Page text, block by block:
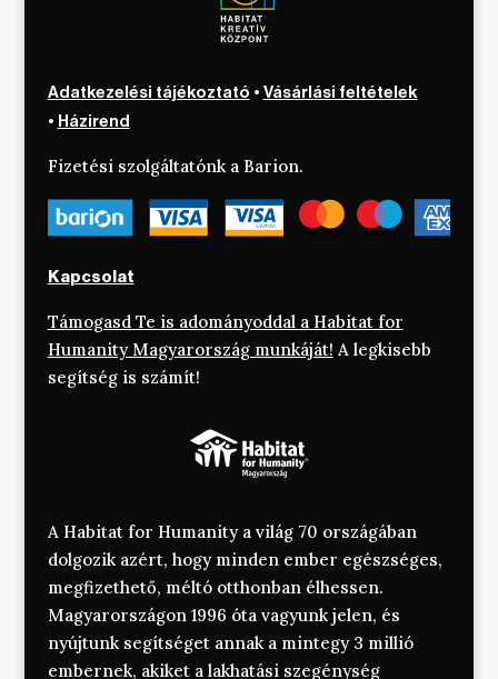
Adatkezelési tájékoztató • Vásárlási feltételek
• Házirend
Fizetési szolgáltatónk a Barion.
Kapcsolat
Támogasd Te is adományoddal a Habitat for
Humanity Magyarország munkáját! A legkisebb
segítség is számít!
A Habitat for Humanity a világ 70 országában
dolgozik azért, hogy minden ember egészséges,
megfizethető, méltó otthonban élhessen.
Magyarországon 1996 óta vagyunk jelen, és
nyújtunk segítséget annak a mintegy 3 millió
embernek, akiket a lakhatási szegénység